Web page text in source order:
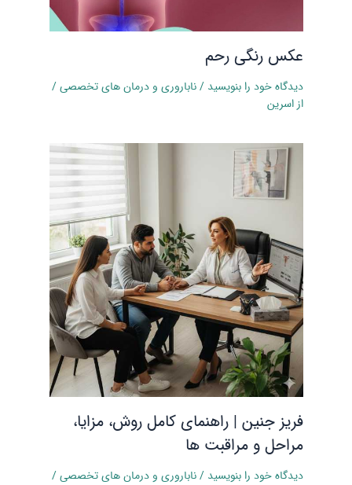
عکس رنگی رحم
دیدگاه‌ خود را بنویسید /ناباروری و درمان‌ های تخصصی/
از اسرین
فریز جنین | راهنمای کامل روش، مزایا،
مراحل و مراقبت‌ ها
دیدگاه‌ خود را بنویسید /ناباروری و درمان‌ های تخصصی/